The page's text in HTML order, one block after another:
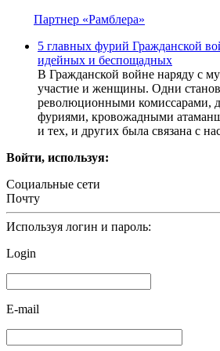
Партнер «Рамблера»
5 главных фурий Гражданской
идейных и беспощадных
В Гражданской войне наряду с
участие и женщины. Одни
революционными комиссарами,
фуриями, кровожадными
и тех, и других была связана с
Войти, используя:
Социальные сети
Почту
Используя логин и пароль:
Login
E-mail